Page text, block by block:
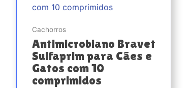
Cachorros
Antimicrobiano Bravet
Sulfaprim para Cães e
Gatos com 10
comprimidos